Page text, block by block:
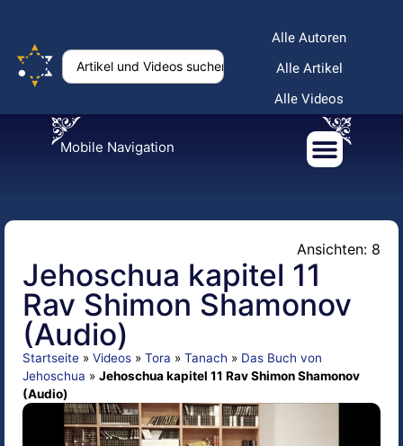
Alle Autoren
Alle Artikel
Alle Videos
Mobile Navigation
Ansichten: 8
Jehoschua kapitel 11
Rav Shimon Shamonov
(Audio)
Startseite » Videos » Tora » Tanach » Das Buch von
Jehoschua » Jehoschua kapitel 11 Rav Shimon Shamonov
(Audio)